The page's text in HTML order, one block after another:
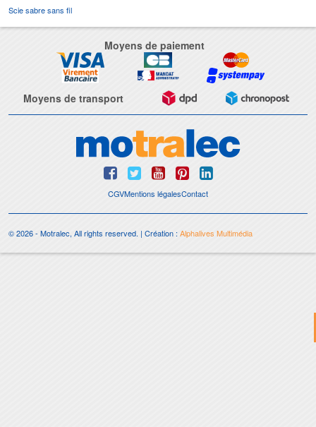
Scie sabre sans fil
Moyens de paiement
Moyens de transport
CGVMentions légalesContact
© 2026 - Motralec, All rights reserved. | Création :Alphalives Multimédia